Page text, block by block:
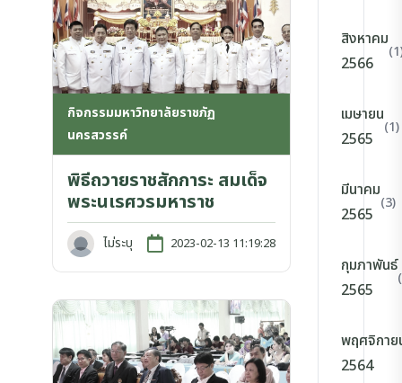
กิจกรรมมหาวิทยาลัยราชภัฏ
นครสวรรค์
พิธีถวายราชสักการะ สมเด็จ
พระนเรศวรมหาราช
ไม่ระบุ 2023-02-13 11:19:28
สิงหาคม
2566
เมษายน
2565
(1)
มีนาคม
2565
(3)
กุมภาพันธ์
2565
พฤศจิกาย
2564